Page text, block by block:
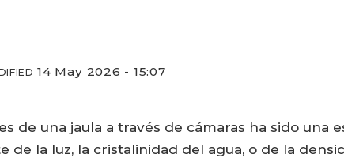
14 May 2026 - 15:07
de una jaula a través de cámaras ha sido una
la luz, la cristalinidad del agua, o de la